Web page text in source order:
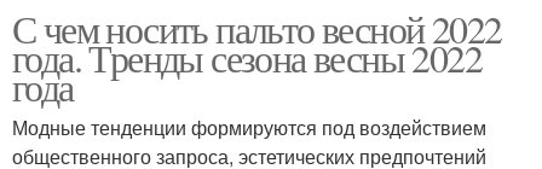
С чем носить пальто весной 2022
года. Тренды сезона весны 2022
года
Модные тенденции формируются под воздействием
общественного запроса, эстетических предпочтений